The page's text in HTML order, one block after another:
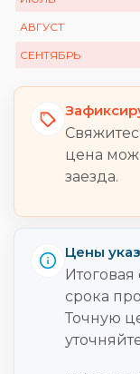
АВГУСТ
СЕНТЯБРЬ
цена
заезда.
Цены
Итоговая
срока
Точную